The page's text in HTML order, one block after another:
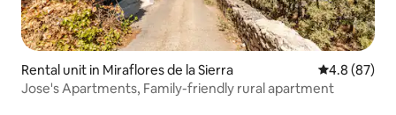
Rental unit in Miraflores de la Sierra 4.8 out of 5
4.8 (87)
Jose's Apartments, Family-friendly rural apartment